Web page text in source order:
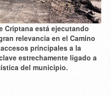
Criptana está ejecutando
relevancia en el Camino
principales a la
estrechamente ligado a
del municipio.